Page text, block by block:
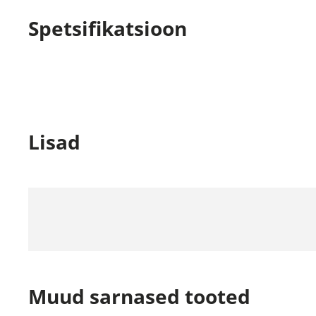
Spetsifikatsioon
Lisad
Muud sarnased tooted